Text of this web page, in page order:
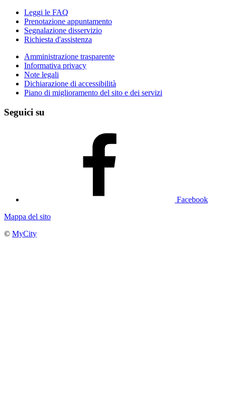
Leggi le FAQ
Prenotazione appuntamento
Segnalazione disservizio
Richiesta d'assistenza
Amministrazione trasparente
Informativa privacy
Note legali
Dichiarazione di accessibilità
Piano di miglioramento del sito e dei servizi
Seguici su
Facebook
Mappa del sito
© MyCity